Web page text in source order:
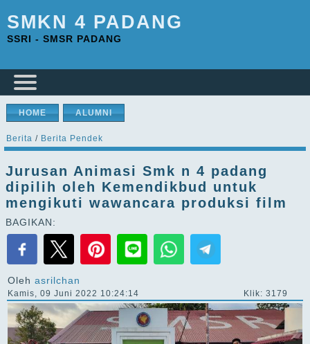
SMKN 4 PADANG
SSRI - SMSR PADANG
HOME ALUMNI
Berita / Berita Pendek
Jurusan Animasi Smk n 4 padang
dipilih oleh Kemendikbud untuk
mengikuti wawancara produksi film
BAGIKAN:
Oleh asrilchan
Kamis, 09 Juni 2022 10:24:14 Klik: 3179